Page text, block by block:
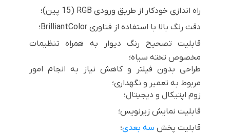
راه اندازی خودکار از طریق ورودی RGB (15 پین)؛
دقت رنگ بالا با استفاده از فناوری BrilliantColor؛
قابلیت تصحیح رنگ دیوار به همراه تنظیمات
مخصوص تخته سیاه؛
طراحی بدون فیلتر و کاهش نیاز به انجام امور
مربوط به تعمیر و نگهداری؛
زوم اپتیکال و دیجیتال؛
قابلیت نمایش زیرنویس؛
قابلیت پخش سه بعدی؛